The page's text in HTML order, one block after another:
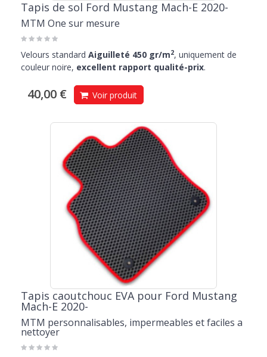
Tapis de sol Ford Mustang Mach-E 2020-
MTM One sur mesure
Velours standard Aiguilleté 450 gr/m2, uniquement de
couleur noire, excellent rapport qualité-prix.
40,00 € Voir produit
Tapis caoutchouc EVA pour Ford Mustang
Mach-E 2020-
MTM personnalisables, impermeables et faciles a
nettoyer